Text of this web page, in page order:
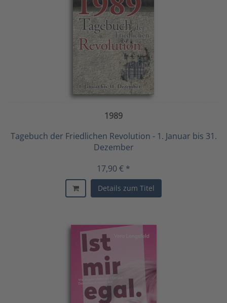
1989
Tagebuch der Friedlichen Revolution - 1. Januar bis 31.
Dezember
17,90 € *
Details zum Titel